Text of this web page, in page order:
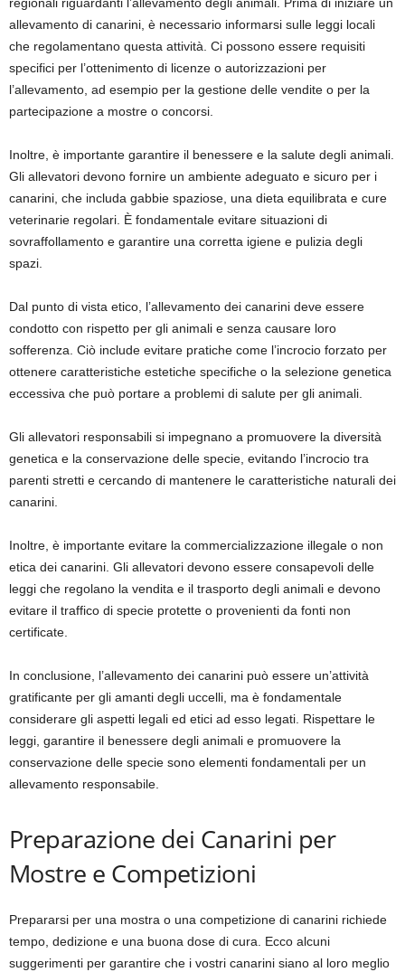
allevamento di canarini, è necessario informarsi sulle leggi locali
che regolamentano questa attività. Ci possono essere requisiti
specifici per l’ottenimento di licenze o autorizzazioni per
l’allevamento, ad esempio per la gestione delle vendite o per la
partecipazione a mostre o concorsi.
Inoltre, è importante garantire il benessere e la salute degli animali.
Gli allevatori devono fornire un ambiente adeguato e sicuro per i
canarini, che includa gabbie spaziose, una dieta equilibrata e cure
veterinarie regolari. È fondamentale evitare situazioni di
sovraffollamento e garantire una corretta igiene e pulizia degli
spazi.
Dal punto di vista etico, l’allevamento dei canarini deve essere
condotto con rispetto per gli animali e senza causare loro
sofferenza. Ciò include evitare pratiche come l’incrocio forzato per
ottenere caratteristiche estetiche specifiche o la selezione genetica
eccessiva che può portare a problemi di salute per gli animali.
Gli allevatori responsabili si impegnano a promuovere la diversità
genetica e la conservazione delle specie, evitando l’incrocio tra
parenti stretti e cercando di mantenere le caratteristiche naturali dei
canarini.
Inoltre, è importante evitare la commercializzazione illegale o non
etica dei canarini. Gli allevatori devono essere consapevoli delle
leggi che regolano la vendita e il trasporto degli animali e devono
evitare il traffico di specie protette o provenienti da fonti non
certificate.
In conclusione, l’allevamento dei canarini può essere un’attività
gratificante per gli amanti degli uccelli, ma è fondamentale
considerare gli aspetti legali ed etici ad esso legati. Rispettare le
leggi, garantire il benessere degli animali e promuovere la
conservazione delle specie sono elementi fondamentali per un
allevamento responsabile.
Preparazione dei Canarini per
Mostre e Competizioni
Prepararsi per una mostra o una competizione di canarini richiede
tempo, dedizione e una buona dose di cura. Ecco alcuni
suggerimenti per garantire che i vostri canarini siano al loro meglio